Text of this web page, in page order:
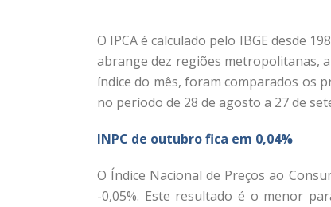
O IPCA é calculado pelo IBGE desde
abrange dez regiões metropolitanas,
índice do mês, foram comparados os
no período de 28 de agosto a 27 de
INPC de outubro fica em 0,04%
O Índice Nacional de Preços ao
-0,05%. Este resultado é o menor